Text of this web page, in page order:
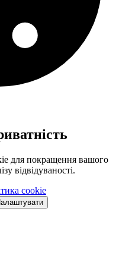
для покращення вашого
відвідуваності.
cookie